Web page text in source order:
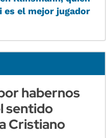
es el mejor jugador
habernos
sentido
Cristiano